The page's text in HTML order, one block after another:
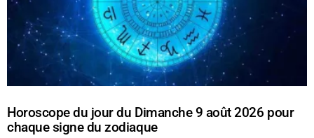
Horoscope du jour du Dimanche 9 août 2026 pour
chaque signe du zodiaque